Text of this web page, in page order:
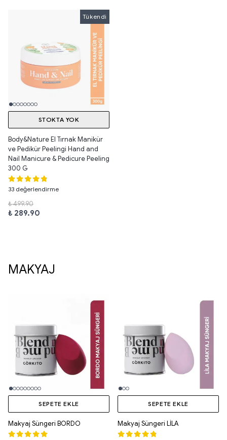
Tükendi
STOKTA YOK
Body&Nature El Tırnak Manikür
ve Pedikür Peelingi Hand and
Nail Manicure & Pedicure Peeling
300 G
33 değerlendirme
₺ 499.90
₺ 289.90
MAKYAJ
SEPETE EKLE
Makyaj Süngeri BORDO
SEPETE EKLE
Makyaj Süngeri LİLA